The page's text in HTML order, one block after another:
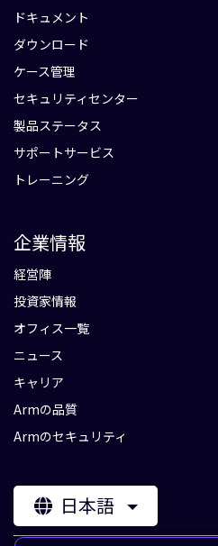
ドキュメント
ダウンロード
ケース管理
セキュリティセンター
製品ステータス
サポートサービス
トレーニング
企業情報
経営陣
投資家情報
オフィス一覧
ニュース
キャリア
Armの品質
Armのセキュリティ
日本語